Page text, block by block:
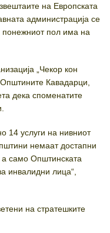
на Европската
администрација се
пол има на
„Чекор кон
Кавадарци,
дека споменатите
14 услуги на нивниот
немаат достапни
само Општинската
инвалидни лица“,
на стратешките